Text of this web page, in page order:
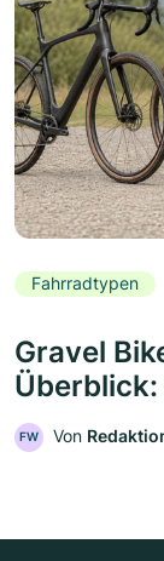
Fahrradtypen
Gravel
Überblick:
FW Von